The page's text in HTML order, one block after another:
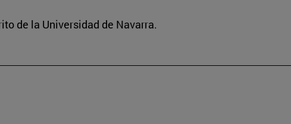
de la Universidad de Navarra.